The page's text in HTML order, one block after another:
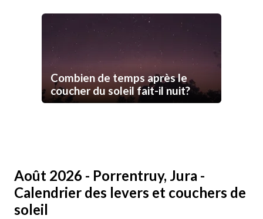
Combien de temps après le
coucher du soleil fait-il nuit?
Août 2026 - Porrentruy, Jura -
Calendrier des levers et couchers de
soleil